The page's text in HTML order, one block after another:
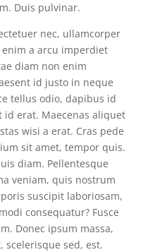
Duis pulvinar.
nec, ullamcorper
a arcu imperdiet
diam non enim
id justo in neque
tellus odio, dapibus id
erat. Maecenas aliquet
wisi a erat. Cras pede
sit amet, tempor quis.
diam. Pellentesque
veniam, quis nostrum
suscipit laboriosam,
consequatur? Fusce
Donec ipsum massa,
scelerisque sed, est.